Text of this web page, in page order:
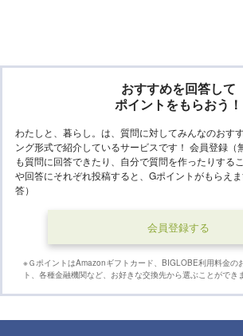
おすすめを回答して
ポイントをもらおう！
わたしと、暮らし。 は、質問に対してみんなのおす
ング形式で紹介しているサービスです！ 会員登録（
も質問に回答できたり、自分で質問を作ったりする
や回答にそれぞれ投稿すると、Gポイントがもらえま
答）
会員登録する
※ＧポイントはAmazonギフトカード、BIGLOBE利用料金の
ト、各種金融機関など、お好きな交換先から選ぶことができま